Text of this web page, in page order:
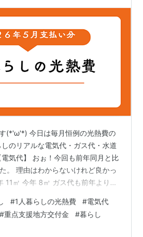
(*'ω'*) 今日は毎月恒例の光熱費の
のリアルな電気代・ガス代・水道
気代】 おぉ！今回も前年同月と比
。 理由はわからないけれど良かっ
11㎥ 今年 8㎥ ガス代も前年よりけ
でした。 ・・・・あれ？？ 安す
よく見たら 「重点支援地方交付金
円」との記載がありました。 とい
#1人暮らしの光熱費 #電気代
#重点支援地方交付金 #暮らし